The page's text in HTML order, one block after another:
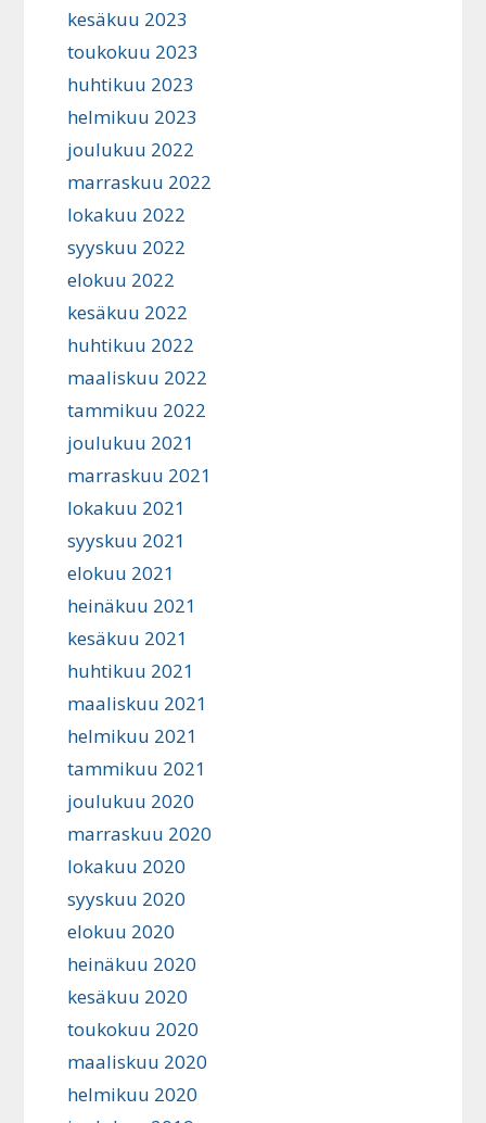
kesäkuu 2023
toukokuu 2023
huhtikuu 2023
helmikuu 2023
joulukuu 2022
marraskuu 2022
lokakuu 2022
syyskuu 2022
elokuu 2022
kesäkuu 2022
huhtikuu 2022
maaliskuu 2022
tammikuu 2022
joulukuu 2021
marraskuu 2021
lokakuu 2021
syyskuu 2021
elokuu 2021
heinäkuu 2021
kesäkuu 2021
huhtikuu 2021
maaliskuu 2021
helmikuu 2021
tammikuu 2021
joulukuu 2020
marraskuu 2020
lokakuu 2020
syyskuu 2020
elokuu 2020
heinäkuu 2020
kesäkuu 2020
toukokuu 2020
maaliskuu 2020
helmikuu 2020